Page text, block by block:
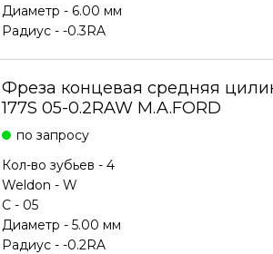
Диаметр - 6.00 мм
Радиус - -0.3RA
Фреза концевая средняя
177S 05-0.2RAW M.A.FORD
по запросу
Кол-во зубьев - 4
Weldon - W
С - 05
Диаметр - 5.00 мм
Радиус - -0.2RA